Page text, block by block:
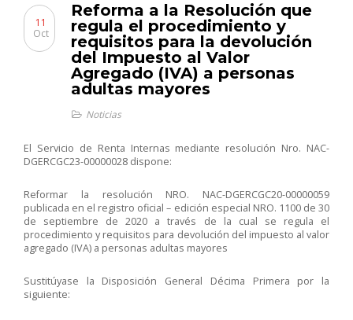
Reforma a la Resolución que
regula el procedimiento y
requisitos para la devolución
del Impuesto al Valor
Agregado (IVA) a personas
adultas mayores
11
Oct
Noticias
El Servicio de Renta Internas mediante resolución Nro. NAC-
DGERCGC23-00000028 dispone:
Reformar la resolución NRO. NAC-DGERCGC20-00000059
publicada en el registro oficial – edición especial NRO. 1100 de 30
de septiembre de 2020 a través de la cual se regula el
procedimiento y requisitos para devolución del impuesto al valor
agregado (IVA) a personas adultas mayores
Sustitúyase la Disposición General Décima Primera por la
siguiente: